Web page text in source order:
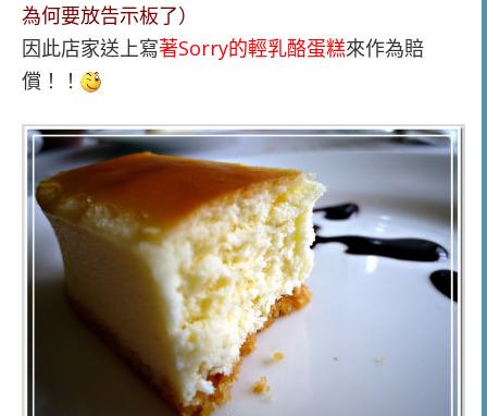
為何要放告示板了）
因此店家送上寫著Sorry的輕乳酪蛋糕來作為賠
償！！